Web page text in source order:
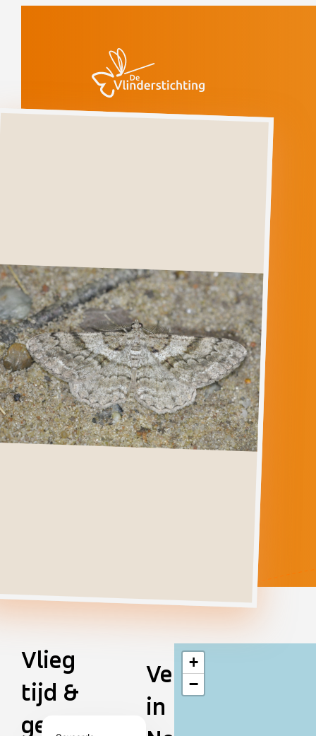
spikkelspanner
PERIBATODES
SECUNDARIA
Ga direct naar
Verspreiding
Levenscyclus
Herkenning
Vlieg
tijd &
gedra
Verspreiding
in
+
−